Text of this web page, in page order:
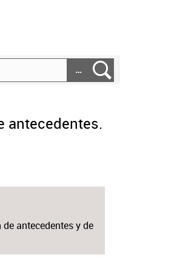
…
antecedentes.
antecedentes y de